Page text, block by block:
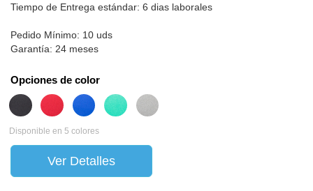
Tiempo de Entrega estándar: 6 dias laborales
Pedido Mínimo: 10 uds
Garantía: 24 meses
Opciones de color
Disponible en 5 colores
Ver Detalles